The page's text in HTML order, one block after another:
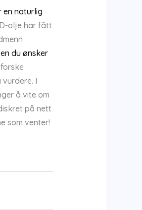
en naturlig
olje har fått
du ønsker
I
å vite om
på nett
som venter!